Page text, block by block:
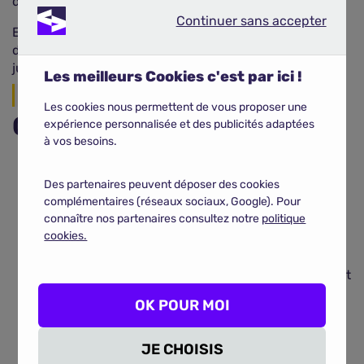
En cas de catastrophe naturelle reconnue par un
décret gouvernemental, le paiement peut prendre
jusqu'à trois mois.
Ce qu'il faut retenir
au début du mois de mai.
Les dégâts provoqués par la grêle sont couverts
par le contrat de base d’une assurance
multirisques habitation.
domicile ne sont pas pris en charge et nécessitent
L’indemnisation prend entre 10 et 30 jours.
Continuer sans accepter
Les meilleurs Cookies c'est par ici !
Les cookies nous permettent de vous proposer une
expérience personnalisée et des publicités adaptées
à vos besoins.
Des partenaires peuvent déposer des cookies
complémentaires (réseaux sociaux, Google). Pour
connaître nos partenaires consultez notre politique
cookies.
JE CHOISIS
OK POUR MOI
Continuer sans accepter